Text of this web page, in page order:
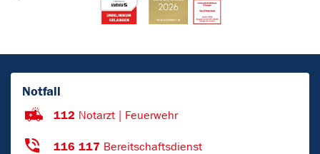
Notfall
112 Notarzt | Feuerwehr
116 117 Bereitschaftsdienst